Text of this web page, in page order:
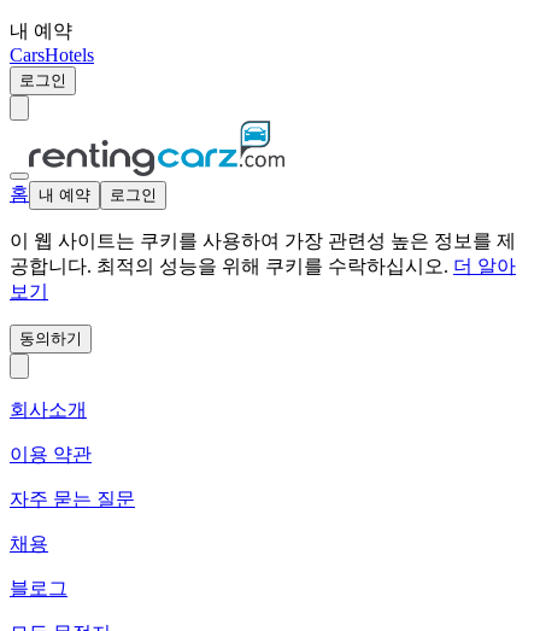
내 예약
CarsHotels
로그인
홈 내 예약 로그인
이 웹 사이트는 쿠키를 사용하여 가장 관련성 높은 정보를 제
공합니다. 최적의 성능을 위해 쿠키를 수락하십시오. 더 알아
보기
동의하기
회사소개
이용 약관
자주 묻는 질문
채용
블로그